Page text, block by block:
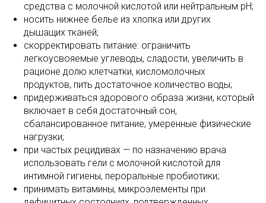
средства с молочной кислотой или нейтральным pH;
носить нижнее белье из хлопка или других
дышащих тканей;
скорректировать питание: ограничить
легкоусвояемые углеводы, сладости, увеличить в
рационе долю клетчатки, кисломолочных
продуктов, пить достаточное количество воды;
придерживаться здорового образа жизни, который
включает в себя достаточный сон,
сбалансированное питание, умеренные физические
нагрузки;
при частых рецидивах — по назначению врача
использовать гели с молочной кислотой для
интимной гигиены, пероральные пробиотики;
принимать витамины, микроэлементы при